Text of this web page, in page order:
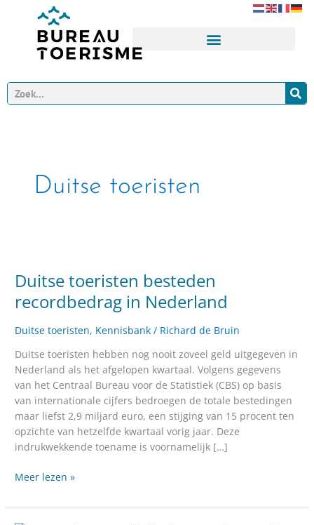
Zoeken
Duitse toeristen
Duitse toeristen besteden
recordbedrag in Nederland
Duitse toeristen, Kennisbank / Richard de Bruin
Duitse toeristen hebben nog nooit zoveel geld uitgegeven in
Nederland als het afgelopen kwartaal. Volgens gegevens
van het Centraal Bureau voor de Statistiek (CBS) op basis
van internationale cijfers bedroegen de totale bestedingen
maar liefst 2,9 miljard euro, een stijging van 15 procent ten
opzichte van hetzelfde kwartaal vorig jaar. Deze
indrukwekkende toename is voornamelijk […]
besteden
recordbedrag
in
Nederland
Meer lezen »